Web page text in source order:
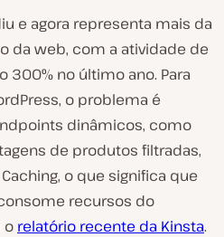
e agora representa mais da
da web, com a atividade de
300% no último ano. Para
o problema é
dinâmicos, como
de produtos filtradas,
o que significa que
recursos do
o relatório recente da Kinsta.